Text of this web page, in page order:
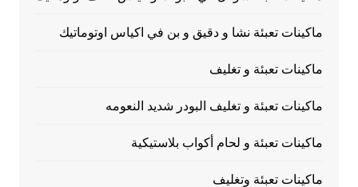
ماكينات تعبئة نشا و دقيق و بن في اكياس اوتوماتيك
ماكينات تعبئة و تغليف
ماكينات تعبئة و تغليف البودر شديد النعومه
ماكينات تعبئة و لحام أكواب بلاستيكية
ماكينات تعبئة وتغليف